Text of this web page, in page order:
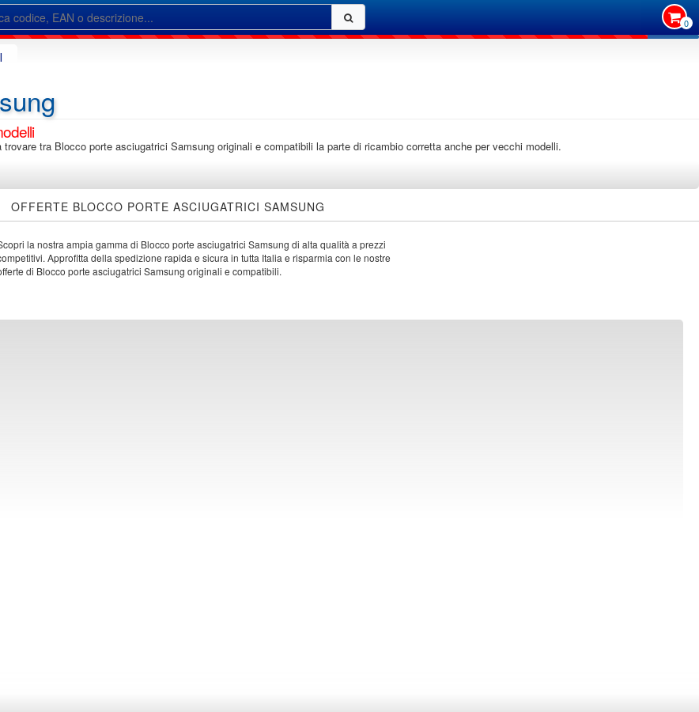
0
tra Blocco porte asciugatrici Samsung originali e compatibili la parte di ricambio corretta anche per vecchi modelli.
OFFERTE BLOCCO PORTE ASCIUGATRICI SAMSUNG
la nostra ampia gamma di Blocco porte asciugatrici Samsung di alta qualità a prezzi
Approfitta della spedizione rapida e sicura in tutta Italia e risparmia con le nostre
di Blocco porte asciugatrici Samsung originali e compatibili.